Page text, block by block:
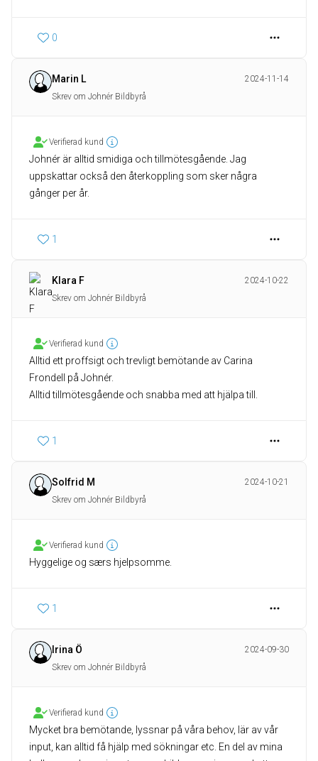
0
Marin L
2024-11-14
Skrev om Johnér Bildbyrå
Verifierad kund
Johnér är alltid smidiga och tillmötesgående. Jag
uppskattar också den återkoppling som sker några
gånger per år.
1
Klara F
2024-10-22
Skrev om Johnér Bildbyrå
Verifierad kund
Alltid ett proffsigt och trevligt bemötande av Carina
Frondell på Johnér.
Alltid tillmötesgående och snabba med att hjälpa till.
1
Solfrid M
2024-10-21
Skrev om Johnér Bildbyrå
Verifierad kund
Hyggelige og særs hjelpsomme.
1
Irina Ö
2024-09-30
Skrev om Johnér Bildbyrå
Verifierad kund
Mycket bra bemötande, lyssnar på våra behov, lär av vår
input, kan alltid få hjälp med sökningar etc. En del av mina